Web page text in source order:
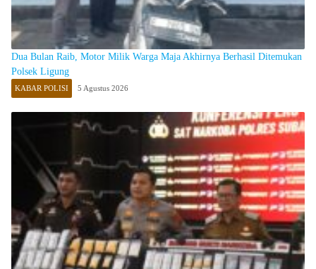
Dua Bulan Raib, Motor Milik Warga Maja Akhirnya Berhasil Ditemukan
Polsek Ligung
KABAR POLISI 5 Agustus 2026